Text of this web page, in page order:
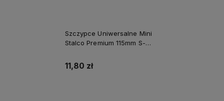
Szczypce Uniwersalne Mini
Stalco Premium 115mm S-
11,80 zł